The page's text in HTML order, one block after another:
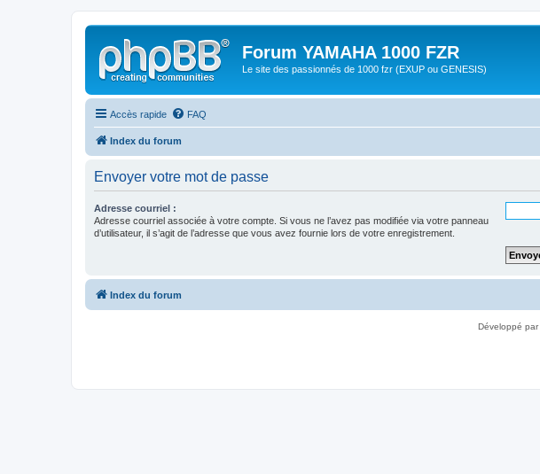
Forum YAMAHA 1000 FZR
Le site des passionnés de 1000 fzr (EXUP ou GENESIS)
Accès rapide FAQ
Index du forum
Envoyer votre mot de passe
Adresse courriel :
Adresse courriel associée à votre compte. Si vous ne l’avez pas modifiée via votre panneau
d’utilisateur, il s’agit de l’adresse que vous avez fournie lors de votre enregistrement.
Index du forum
Développé par